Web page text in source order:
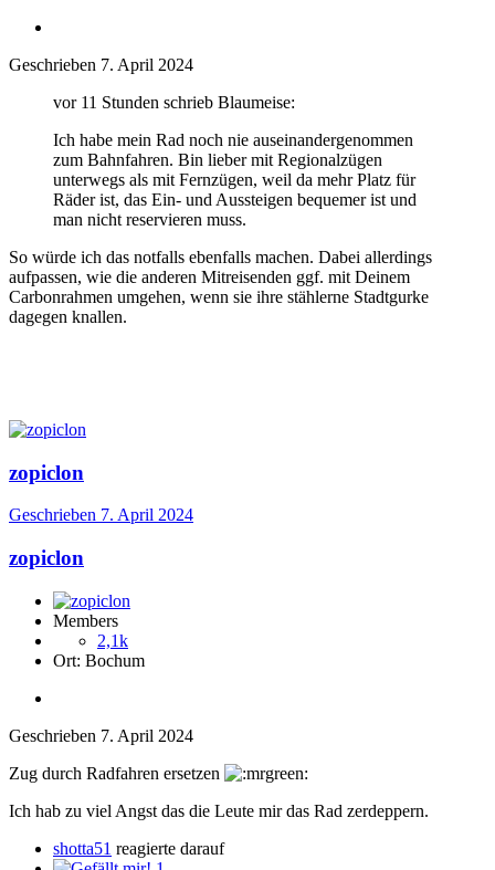
Geschrieben 7. April 2024
vor 11 Stunden schrieb Blaumeise:
Ich habe mein Rad noch nie auseinandergenommen
zum Bahnfahren. Bin lieber mit Regionalzügen
unterwegs als mit Fernzügen, weil da mehr Platz für
Räder ist, das Ein- und Aussteigen bequemer ist und
man nicht reservieren muss.
So würde ich das notfalls ebenfalls machen. Dabei allerdings
aufpassen, wie die anderen Mitreisenden ggf. mit Deinem
Carbonrahmen umgehen, wenn sie ihre stählerne Stadtgurke
dagegen knallen.
zopiclon
Geschrieben 7. April 2024
zopiclon
Members
2,1k
Ort: Bochum
Geschrieben 7. April 2024
Zug durch Radfahren ersetzen
Ich hab zu viel Angst das die Leute mir das Rad zerdeppern.
shotta51 reagierte darauf